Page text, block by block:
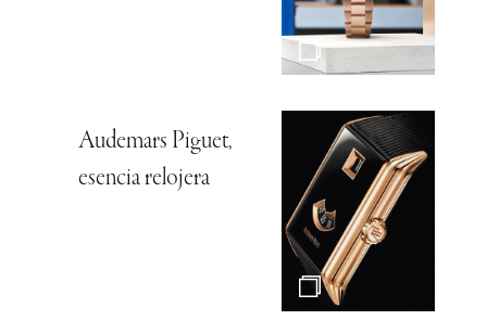
Audemars Piguet,
esencia relojera